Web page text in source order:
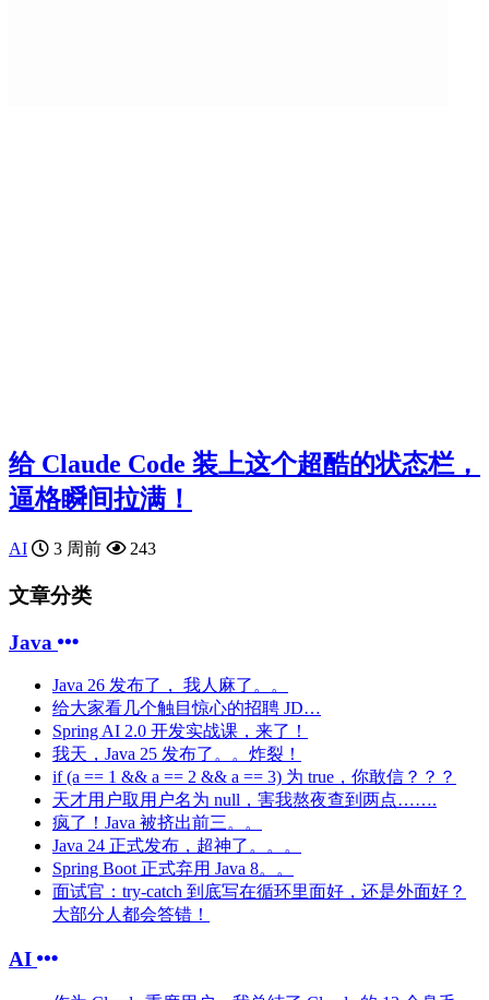
给 Claude Code 装上这个超酷的状态栏，
逼格瞬间拉满！
AI 3 周前 243
文章分类
Java
Java 26 发布了， 我人麻了。。
给大家看几个触目惊心的招聘 JD…
Spring AI 2.0 开发实战课，来了！
我天，Java 25 发布了。。炸裂！
if (a == 1 && a == 2 && a == 3) 为 true，你敢信？？？
天才用户取用户名为 null，害我熬夜查到两点…….
疯了！Java 被挤出前三。。
Java 24 正式发布，超神了。。。
Spring Boot 正式弃用 Java 8。。
面试官：try-catch 到底写在循环里面好，还是外面好？
大部分人都会答错！
AI